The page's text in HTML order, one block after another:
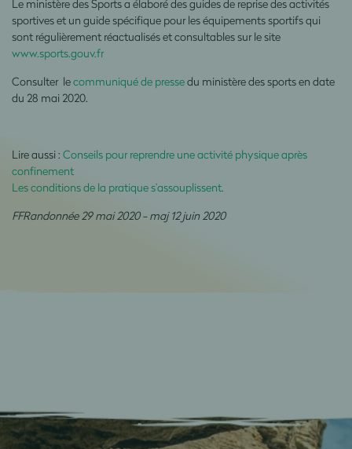
Le ministère des Sports a élaboré des guides de reprise des activités
sportives et un guide spécifique pour les équipements sportifs qui
sont régulièrement réactualisés et consultables sur le site
www.sports.gouv.fr
Consulter lecommuniqué de pressedu ministère des sports en date
du 28 mai 2020.
Lire aussi : Conseils pour reprendre une activité physique après
confinement
Les conditions de la pratique s’assouplissent.
FFRandonnée 29 mai 2020 - maj 12 juin 2020